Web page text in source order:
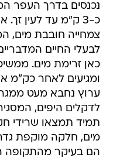
נכנסים בדרך העפר
כ-3 ק"מ עד לעין
צמחייה חובבת מים,
לבעלי החיים
כאן זרימת מים.
ומגיעים לאחר כק"מ
ערוץ נחבא מעט
לדקלים היפים,
תמיד תמצאו שרידי
מים, חלקה מוקפת
הם בעיקר מהתקופה